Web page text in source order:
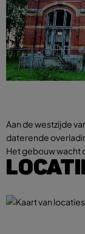
Aan de westzijde
daterende
Het gebouw wacht